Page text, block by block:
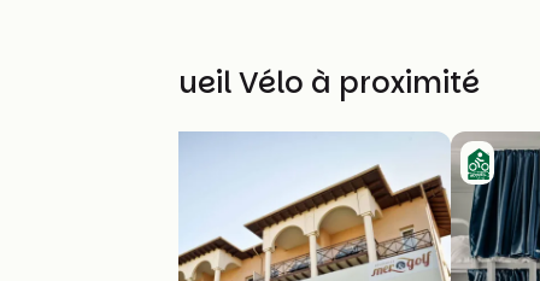
Autres Accueil Vélo à proximité